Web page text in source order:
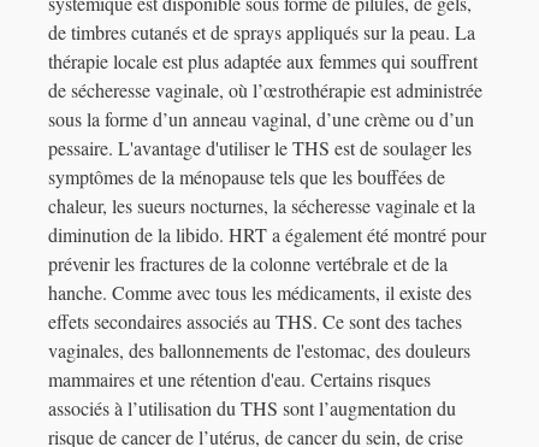
de timbres cutanés et de sprays appliqués sur la peau. La
thérapie locale est plus adaptée aux femmes qui souffrent
de sécheresse vaginale, où l’œstrothérapie est administrée
sous la forme d’un anneau vaginal, d’une crème ou d’un
pessaire. L'avantage d'utiliser le THS est de soulager les
symptômes de la ménopause tels que les bouffées de
chaleur, les sueurs nocturnes, la sécheresse vaginale et la
diminution de la libido. HRT a également été montré pour
prévenir les fractures de la colonne vertébrale et de la
hanche. Comme avec tous les médicaments, il existe des
effets secondaires associés au THS. Ce sont des taches
vaginales, des ballonnements de l'estomac, des douleurs
mammaires et une rétention d'eau. Certains risques
associés à l’utilisation du THS sont l’augmentation du
risque de cancer de l’utérus, de cancer du sein, de crise